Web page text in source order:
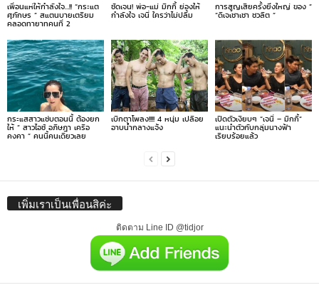
เพื่อนแห่ให้กำลังใจ…!! “กระแต
ศุภักษร ” สแตนบายเตรียม
คลอดทายาทคนที่ 2
ชัดเจน! พ่อ-แม่ มิกกี้ ย่องให้
กำลังใจ เจนี่ ใครว่าไม่ปลื้ม
การสูญเสียครั้งยิ่งใหญ่ ของ ”
“ดีเจเชาเชา ชวลิต ”
กระแสสาวแซ่บตอนนี้ ต้องยก
ให้ ” สาวไอซ์ อภิษฎา เครือ
คงคา ” คนนี้คนเดียวเลย
เบิกตาโพลง!!!! 4 หนุ่ม เปลือย
อาบน้ำกลางแจ้ง
เปิดตัวเงียบๆ “เจนี่ – มิกกี้”
แนะนำตัวกับกลุ่มนางฟ้า
เรียบร้อยแล้ว
เพิ่มเราเป็นเพื่อนสิค่ะ
ติดตาม Line ID @tidjor